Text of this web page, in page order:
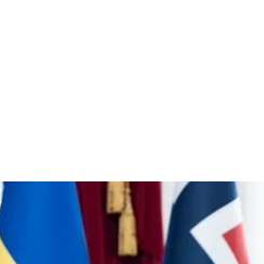
министром Норвегии Йонасом
F—16. Однако